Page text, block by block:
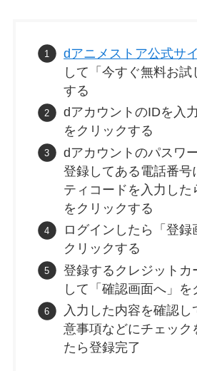
dアニメストア公式サ
して「今すぐ無料お試
する
dアカウントのIDを入
をクリックする
dアカウントのパスワ
登録してある電話番号
ティコードを入力した
をクリックする
ログインしたら「登録
クリックする
登録するクレジットカ
して「確認画面へ」を
入力した内容を確認し
意事項などにチェック
たら登録完了